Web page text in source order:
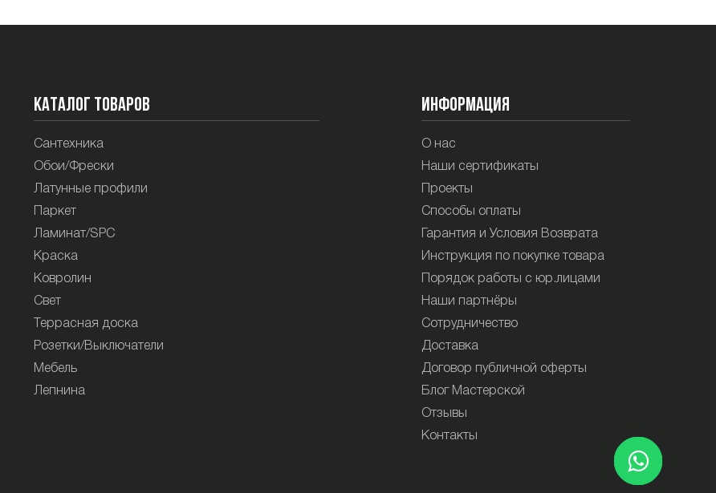
Каталог товаров
Сантехника
Обои/Фрески
Латунные профили
Паркет
Ламинат/SPC
Краска
Ковролин
Свет
Террасная доска
Розетки/Выключатели
Мебель
Лепнина
Информация
О нас
Наши сертификаты
Проекты
Способы оплаты
Гарантия и Условия Возврата
Инструкция по покупке товара
Порядок работы с юр.лицами
Наши партнёры
Сотрудничество
Доставка
Договор публичной оферты
Блог Мастерской
Отзывы
Контакты